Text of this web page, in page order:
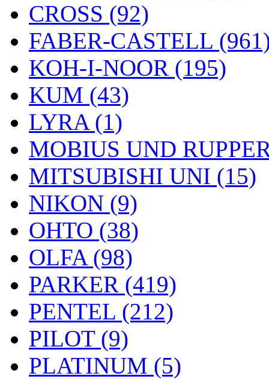
CROSS (92)
FABER-CASTELL
KOH-I-NOOR (195)
KUM (43)
LYRA (1)
MOBIUS UND
MITSUBISHI UNI (15)
NIKON (9)
OHTO (38)
OLFA (98)
PARKER (419)
PENTEL (212)
PILOT (9)
PLATINUM (5)